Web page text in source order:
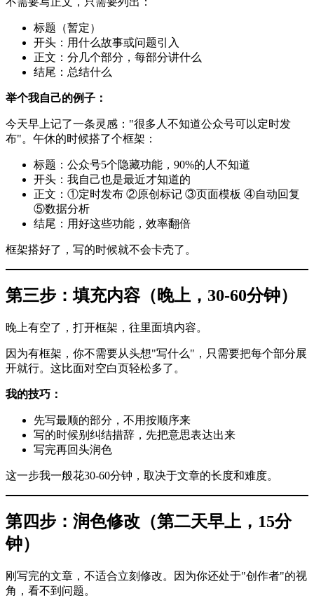
标题（暂定）
开头：用什么故事或问题引入
正文：分几个部分，每部分讲什么
结尾：总结什么
举个我自己的例子：
今天早上记了一条灵感："很多人不知道公众号可以定时发
布"。午休的时候搭了个框架：
标题：公众号5个隐藏功能，90%的人不知道
开头：我自己也是最近才知道的
正文：①定时发布 ②原创标记 ③页面模板 ④自动回复
⑤数据分析
结尾：用好这些功能，效率翻倍
框架搭好了，写的时候就不会卡壳了。
第三步：填充内容（晚上，30-60分钟）
晚上有空了，打开框架，往里面填内容。
因为有框架，你不需要从头想"写什么"，只需要把每个部分展
开就行。这比面对空白页轻松多了。
我的技巧：
先写最顺的部分，不用按顺序来
写的时候别纠结措辞，先把意思表达出来
写完再回头润色
这一步我一般花30-60分钟，取决于文章的长度和难度。
第四步：润色修改（第二天早上，15分
钟）
刚写完的文章，不适合立刻修改。因为你还处于"创作者"的视
角，看不到问题。